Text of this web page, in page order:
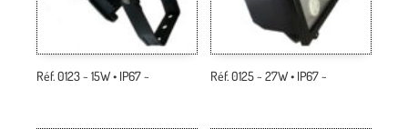
Réf. 0123 ~ 15W • IP67 ~ Réf. 0125 ~ 27W • IP67 ~